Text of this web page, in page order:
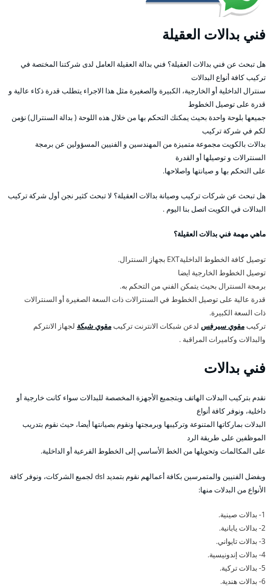
فني بدالات العقيلة
هل تبحث عن فني بدالات العقيلة؟ فني بدالة العقيلة العامل لدى شركتنا المختصة في
تركيب كافة أنواع البدالات
سنترال الداخلية أو الخارجية، الكبيرة والصغيرة مثل هذا الاجراء يتطلب قدرة ذكاء عالية و
قدرة على توصيل الخطوط
جميعها بلوحة واحدة بحيث يمكنك التحكم بها من خلال هذه اللوحة ( بدالة السنترال) نؤمن
لكم في شركة تركيب
بدالات بالكويت مجموعة متميزة من المهندسين و الفنيين المسؤولين عن برمجة
السنترالات و توصيلها أو القدرة
على التحكم بها و صيانتها واصلاحها.
هل تبحث عن شركات تركيب وصيانة بدالات العقيلة؟ لا تبحث كثير نجن أول شركة تركيب
البدالات في الكويت اتصل بنا اليوم .
ماهي مهمة فني بدالات العقيلة؟
توصيل كافة الخطوط الداخليةEXT بجهاز السنترال.
توصيل الخطوط الخارجية ايضا
برمجة السنترال بحيث يتمكن الفني من التحكم به.
قدرة عالية على توصيل الخطوط في السنترالات ذات السعة الصغيرة أو السنترالات
ذات السعة الكبيرة.
تركيبمقوي سيرفس لدعن شبكات الانترنت تركيبمقوي شبكة لجهاز الانتركم
والبدالات وكاميرات المراقبة .
فني بدالات
نقدم بتركيب البدلات الهاتف وبتجميع الأجهزة المخصصة للبدالات سواء كانت خارجية أو
داخلية، ونوفر كافة أنواع
البدلات بماركاتها المتنوعة وتركيبها وبرمجتها ونقوم بصيانتها أيضا، حيث نقوم بتدريب
الموظفين على طريقة الرد
على المكالمات وتحويلها من الخط الأساسي إلى الخطوط الفرعية أو الداخلية.
وبفضل الفنيين والمتمرسين بكافة أعمالهم نقوم بتمديد dsl لجميع الشركات، ونوفر كافة
الأنواع من البدلات منها:
1- بدالات صينية.
2- بدالات يابانية.
3- بدالات تايواني.
4- بدالات إندونيسية.
5- بدالات تركية.
6- بدالات هندية.